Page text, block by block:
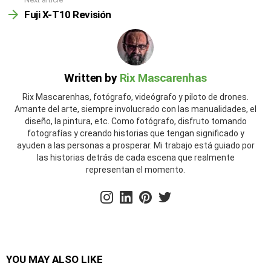
Fuji X-T10 Revisión
Written by Rix Mascarenhas
Rix Mascarenhas, fotógrafo, videógrafo y piloto de drones.
Amante del arte, siempre involucrado con las manualidades, el
diseño, la pintura, etc. Como fotógrafo, disfruto tomando
fotografías y creando historias que tengan significado y
ayuden a las personas a prosperar. Mi trabajo está guiado por
las historias detrás de cada escena que realmente
representan el momento.
instagram
linkedin
YOU MAY ALSO LIKE